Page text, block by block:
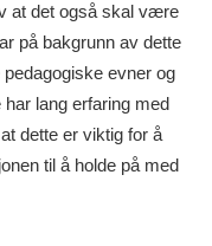
at det også skal være
på bakgrunn av dette
evner og
lang erfaring med
dette er viktig for å
til å holde på med